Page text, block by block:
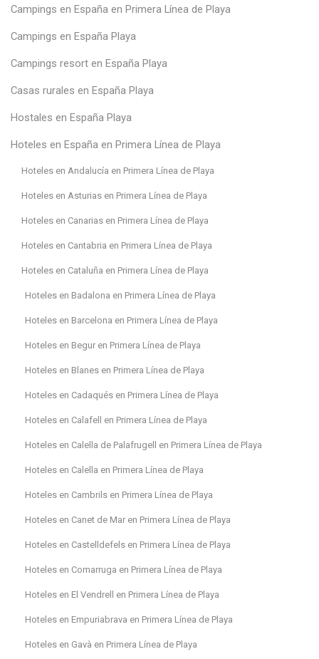
Campings en España en Primera Línea de Playa
Campings en España Playa
Campings resort en España Playa
Casas rurales en España Playa
Hostales en España Playa
Hoteles en España en Primera Línea de Playa
Hoteles en Andalucía en Primera Línea de Playa
Hoteles en Asturias en Primera Línea de Playa
Hoteles en Canarias en Primera Línea de Playa
Hoteles en Cantabria en Primera Línea de Playa
Hoteles en Cataluña en Primera Línea de Playa
Hoteles en Badalona en Primera Línea de Playa
Hoteles en Barcelona en Primera Línea de Playa
Hoteles en Begur en Primera Línea de Playa
Hoteles en Blanes en Primera Línea de Playa
Hoteles en Cadaqués en Primera Línea de Playa
Hoteles en Calafell en Primera Línea de Playa
Hoteles en Calella de Palafrugell en Primera Línea de Playa
Hoteles en Calella en Primera Línea de Playa
Hoteles en Cambrils en Primera Línea de Playa
Hoteles en Canet de Mar en Primera Línea de Playa
Hoteles en Castelldefels en Primera Línea de Playa
Hoteles en Comarruga en Primera Línea de Playa
Hoteles en El Vendrell en Primera Línea de Playa
Hoteles en Empuriabrava en Primera Línea de Playa
Hoteles en Gavà en Primera Línea de Playa